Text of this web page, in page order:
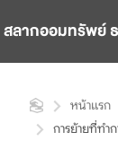
สลากออมทรัพย์
หน้าแรก
การย้ายที่ทำ